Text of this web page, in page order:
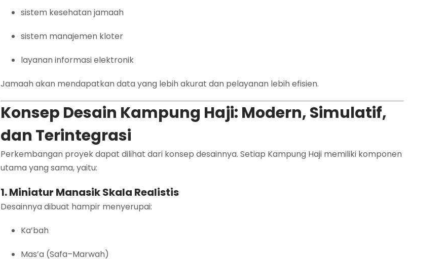
sistem kesehatan jamaah
sistem manajemen kloter
layanan informasi elektronik
Jamaah akan mendapatkan data yang lebih akurat dan pelayanan lebih efisien.
Konsep Desain Kampung Haji: Modern, Simulatif,
dan Terintegrasi
Perkembangan proyek dapat dilihat dari konsep desainnya. Setiap Kampung Haji memiliki komponen
utama yang sama, yaitu:
1. Miniatur Manasik Skala Realistis
Desainnya dibuat hampir menyerupai:
Ka’bah
Mas’a (Safa–Marwah)